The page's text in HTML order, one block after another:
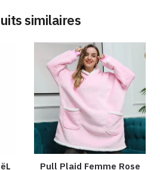
similaires
Pull Plaid Femme Rose